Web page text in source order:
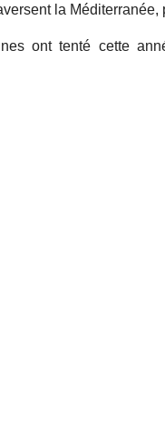
la
ont tenté cette